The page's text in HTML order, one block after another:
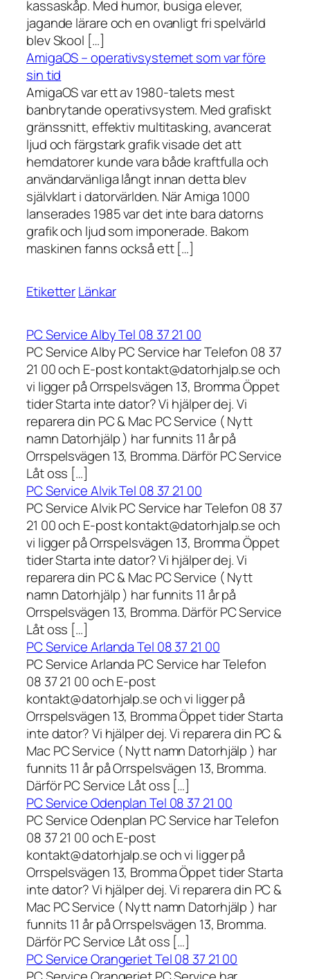
kassaskåp. Med humor, busiga elever,
jagande lärare och en ovanligt fri spelvärld
blev Skool […]
AmigaOS – operativsystemet som var före
sin tid
AmigaOS var ett av 1980-talets mest
banbrytande operativsystem. Med grafiskt
gränssnitt, effektiv multitasking, avancerat
ljud och färgstark grafik visade det att
hemdatorer kunde vara både kraftfulla och
användarvänliga långt innan detta blev
självklart i datorvärlden. När Amiga 1000
lanserades 1985 var det inte bara datorns
grafik och ljud som imponerade. Bakom
maskinen fanns också ett […]
EtiketterLänkar
PC Service Alby Tel 08 37 21 00
PC Service Alby PC Service har Telefon 08 37
21 00 och E-post kontakt@datorhjalp.se och
vi ligger på Orrspelsvägen 13, Bromma Öppet
tider Starta inte dator? Vi hjälper dej. Vi
reparera din PC & Mac PC Service ( Nytt
namn Datorhjälp ) har funnits 11 år på
Orrspelsvägen 13, Bromma. Därför PC Service
Låt oss […]
PC Service Alvik Tel 08 37 21 00
PC Service Alvik PC Service har Telefon 08 37
21 00 och E-post kontakt@datorhjalp.se och
vi ligger på Orrspelsvägen 13, Bromma Öppet
tider Starta inte dator? Vi hjälper dej. Vi
reparera din PC & Mac PC Service ( Nytt
namn Datorhjälp ) har funnits 11 år på
Orrspelsvägen 13, Bromma. Därför PC Service
Låt oss […]
PC Service Arlanda Tel 08 37 21 00
PC Service Arlanda PC Service har Telefon
08 37 21 00 och E-post
kontakt@datorhjalp.se och vi ligger på
Orrspelsvägen 13, Bromma Öppet tider Starta
inte dator? Vi hjälper dej. Vi reparera din PC &
Mac PC Service ( Nytt namn Datorhjälp ) har
funnits 11 år på Orrspelsvägen 13, Bromma.
Därför PC Service Låt oss […]
PC Service Odenplan Tel 08 37 21 00
PC Service Odenplan PC Service har Telefon
08 37 21 00 och E-post
kontakt@datorhjalp.se och vi ligger på
Orrspelsvägen 13, Bromma Öppet tider Starta
inte dator? Vi hjälper dej. Vi reparera din PC &
Mac PC Service ( Nytt namn Datorhjälp ) har
funnits 11 år på Orrspelsvägen 13, Bromma.
Därför PC Service Låt oss […]
PC Service Orangeriet Tel 08 37 21 00